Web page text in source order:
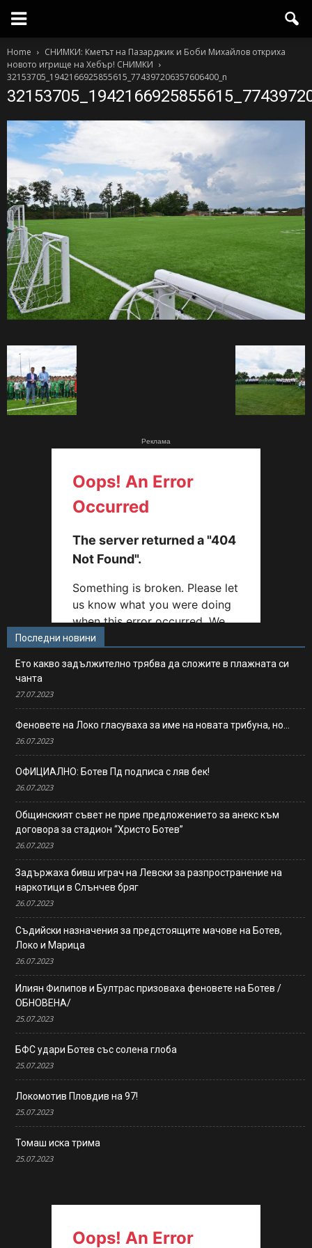
Home
СНИМКИ: Кметът на Пазарджик и Боби Михайлов откриха
новото игрище на Хебър! СНИМКИ
32153705_1942166925855615_774397206357606400_n
Реклама
Последни новини
Ето какво задължително трябва да сложите в плажната си
чанта
27.07.2023
Феновете на Локо гласуваха за име на новата трибуна, но…
26.07.2023
ОФИЦИАЛНО: Ботев Пд подписа с ляв бек!
26.07.2023
Общинският съвет не прие предложението за анекс към
договора за стадион “Христо Ботев”
26.07.2023
Задържаха бивш играч на Левски за разпространение на
наркотици в Слънчев бряг
26.07.2023
Съдийски назначения за предстоящите мачове на Ботев,
Локо и Марица
26.07.2023
Илиян Филипов и Бултрас призоваха феновете на Ботев /
ОБНОВЕНА/
25.07.2023
БФС удари Ботев със солена глоба
25.07.2023
Локомотив Пловдив на 97!
25.07.2023
Томаш иска трима
25.07.2023